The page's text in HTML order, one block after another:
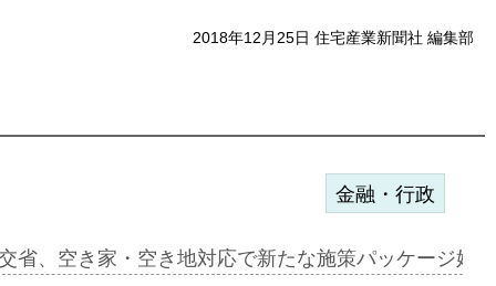
2018年12月25日 住宅産業新聞社 編集部
サー契約…
金融・行政
省、空き家・空き地対応で新たな施策パッケージ始